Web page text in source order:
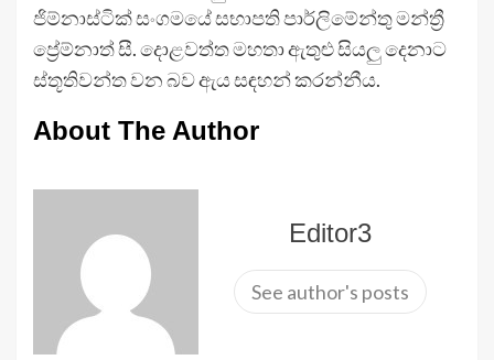
ජිම්නාස්ටික් සංගමයේ සභාපති පාර්ලිමේන්තු මන්ත්‍රී
ප්‍රේම්නාත් සී. දොළවත්ත මහතා ඇතුළු සියලු දෙනාට
ස්තූතිවන්ත වන බව ඇය සඳහන් කරන්නීය.
About The Author
Editor3
See author's posts